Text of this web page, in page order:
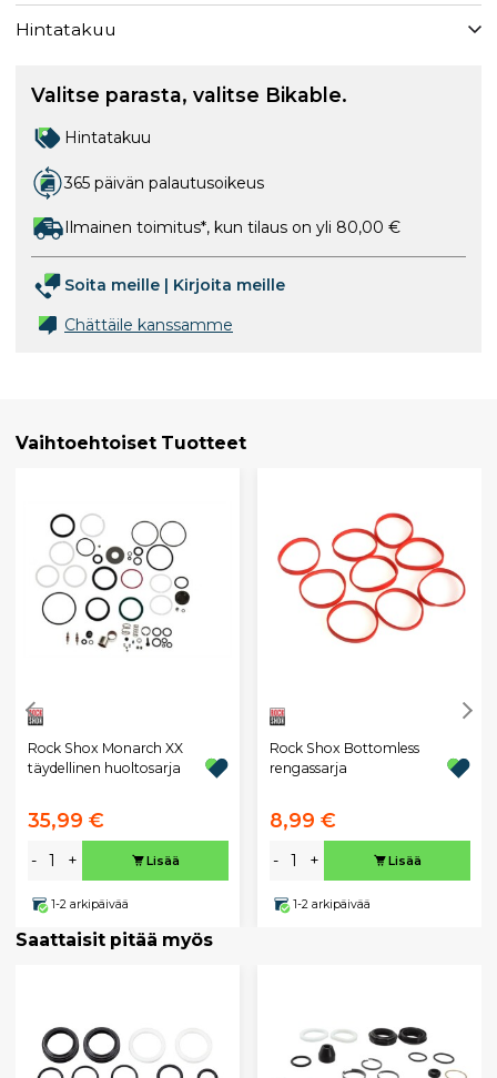
Hintatakuu
Valitse parasta, valitse Bikable.
Hintatakuu
365 päivän palautusoikeus
Ilmainen toimitus*, kun tilaus on yli 80,00 €
Soita meille | Kirjoita meille
Chättäile kanssamme
Vaihtoehtoiset Tuotteet
Rock Shox Monarch XX
täydellinen huoltosarja
35,99 €
- + Lisää
1-2 arkipäivää
Rock Shox Bottomless
rengassarja
8,99 €
- + Lisää
1-2 arkipäivää
Saattaisit pitää myös